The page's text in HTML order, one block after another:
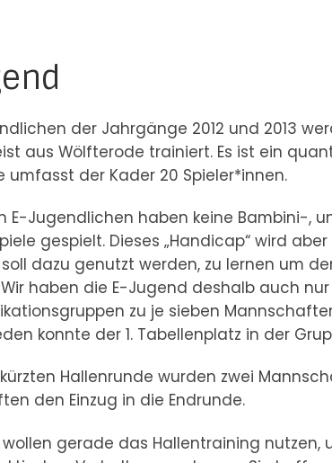
der Jahrgänge 2012 und 2013
aus Wölfterode trainiert. Es ist ein
umfasst der Kader 20 Spieler*innen.
E-Jugendlichen haben keine Bambini-,
gespielt. Dieses „Handicap“ wird
dazu genutzt werden, zu lernen um
haben die E-Jugend deshalb auch
zu je sieben
konnte der 1. Tabellenplatz in der
Hallenrunde wurden zwei
den Einzug in die Endrunde.
wollen gerade das Hallentraining